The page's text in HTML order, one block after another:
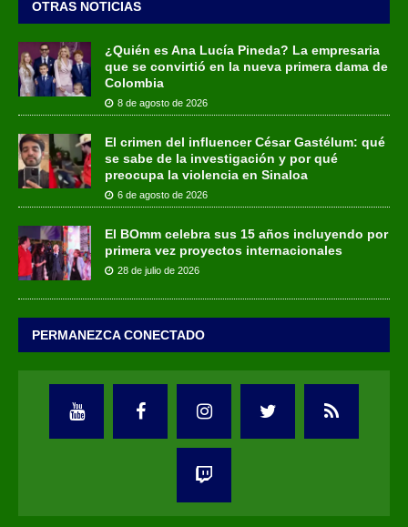
OTRAS NOTICIAS
¿Quién es Ana Lucía Pineda? La empresaria
que se convirtió en la nueva primera dama de
Colombia
8 de agosto de 2026
El crimen del influencer César Gastélum: qué
se sabe de la investigación y por qué
preocupa la violencia en Sinaloa
6 de agosto de 2026
El BOmm celebra sus 15 años incluyendo por
primera vez proyectos internacionales
28 de julio de 2026
PERMANEZCA CONECTADO